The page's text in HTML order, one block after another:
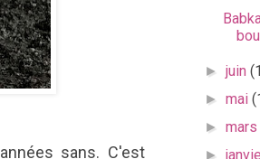
sans. C'est
►juin
►mai
►
►